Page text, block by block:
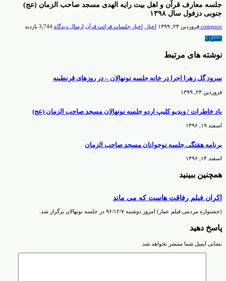
جلسه معارف قرآن و اهل بیت رایه الهدی مسجد صاحب الزمان (عج)
جنوبی دزفول سال ۱۳۹۸
compoce فروردین ۲۴, ۱۳۹۹ اخبار اخبار جلسات قرائت قرآن ارسال دیدگاه 3,744 بازدید
اشتراک
نوشته های مرتبط
سرود گل زهرا اجرا در خانه جلسه نونهالان – در روزهای قرنطینه
فروردین ۲۳, ۱۳۹۹
یاد خاطرات / ویدیو کلیپ اردو جلسه نونهالان مسجد صاحب الزمان (عج)
اسفند ۱۹, ۱۳۹۶
برنامه هفتگی جلسه نوجوانان مسجد صاحب الزمان
اسفند ۱۴, ۱۳۹۶
همچنین ببینید
اکران فیلم رفاقت هاست که می ماند
(جشنواره مردمی فیلم عمار) امروز دوشنبه ۹۶/۱۲/۷ در جلسه نونهالان برگزار شد.
پاسخ دهید
نشانی ایمیل شما منتشر نخواهد شد.